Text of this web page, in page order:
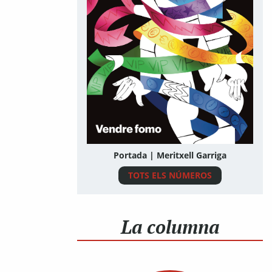
Portada | Meritxell Garriga
TOTS ELS NÚMEROS
La columna